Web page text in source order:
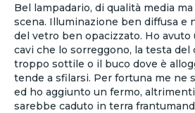
Bel lampadario, di qualità media
scena. Illuminazione ben diffusa e
del vetro ben opacizzato. Ho
cavi che lo sorreggono, la testa del
troppo sottile o il buco dove è
tende a sfilarsi. Per fortuna me ne
ed ho aggiunto un fermo,
sarebbe caduto in terra